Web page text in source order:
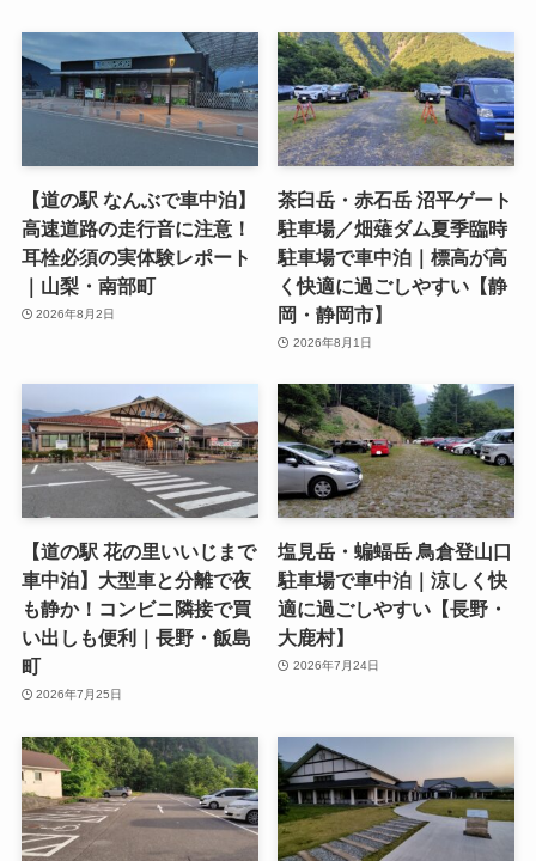
【道の駅 なんぶで車中泊】
高速道路の走行音に注意！
耳栓必須の実体験レポート
｜山梨・南部町
2026年8月2日
茶臼岳・赤石岳 沼平ゲート
駐車場／畑薙ダム夏季臨時
駐車場で車中泊｜標高が高
く快適に過ごしやすい【静
岡・静岡市】
2026年8月1日
【道の駅 花の里いいじまで
車中泊】大型車と分離で夜
も静か！コンビニ隣接で買
い出しも便利｜長野・飯島
町
2026年7月25日
塩見岳・蝙蝠岳 鳥倉登山口
駐車場で車中泊｜涼しく快
適に過ごしやすい【長野・
大鹿村】
2026年7月24日